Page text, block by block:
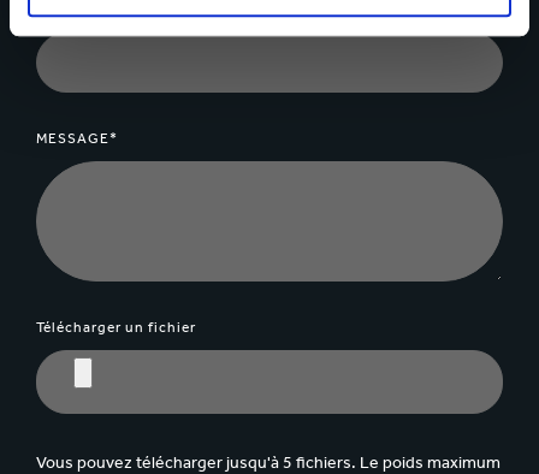
MESSAGE*
Télécharger un fichier
Vous pouvez télécharger jusqu'à 5 fichiers. Le poids maximum